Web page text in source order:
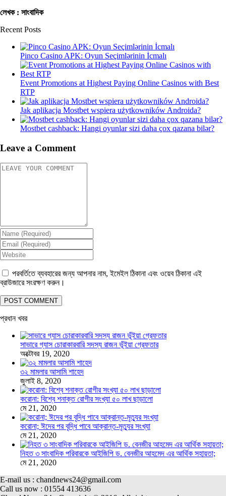
লেখক : সাংবাদিক
Recent Posts
Pinco Casino APK: Oyun Seçimlərinin İcmalı
Event Promotions at Highest Paying Online Casinos with Best
RTP
Jak aplikacja Mostbet wspiera użytkowników Androida?
Mostbet cashback: Hangi oyunlar sizi daha çox qazana bilər?
Leave a Comment
পরবর্তিতে ব্যবহারের জন্য আপনার নাম, ইমেইল ঠিকানা এবং ওয়েব ঠিকানা এই
ব্রাউজারে সংরক্ষণ করুন।
প্রধান খবর
সাভারে গ্যাস চোরাকারবারি সদস্য রাজন ভূঁইয়া গ্রেফতার
অক্টোবর 19, 2020
৩২ মামলার আসামি শাহেদ
জুলাই 8, 2020
করোনা: বিশ্বে শনাক্ত রোগীর সংখ্যা ৫০ লাখ ছাড়ালো
মে 21, 2020
করোনা; ঈদের পর বৃদ্ধি পাবে আক্রান্ত-মৃত্যুর সংখ্যা
মে 21, 2020
নিহত ৩ সাংবাদিক পরিবারকে আইজিপি ড. বেনজীর আহমেদ এর আর্থিক সহায়তা;
মে 21, 2020
E-mail us : chandnews24@gmail.com
Call us now : 01554 413636